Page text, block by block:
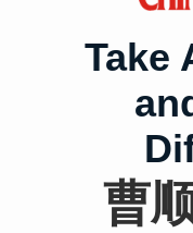
Take
曹